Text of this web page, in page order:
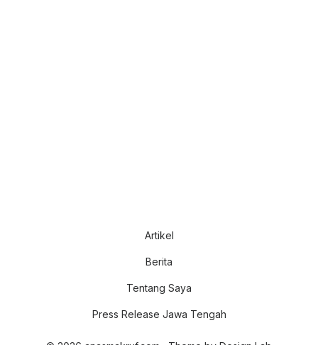
Artikel
Berita
Tentang Saya
Press Release Jawa Tengah